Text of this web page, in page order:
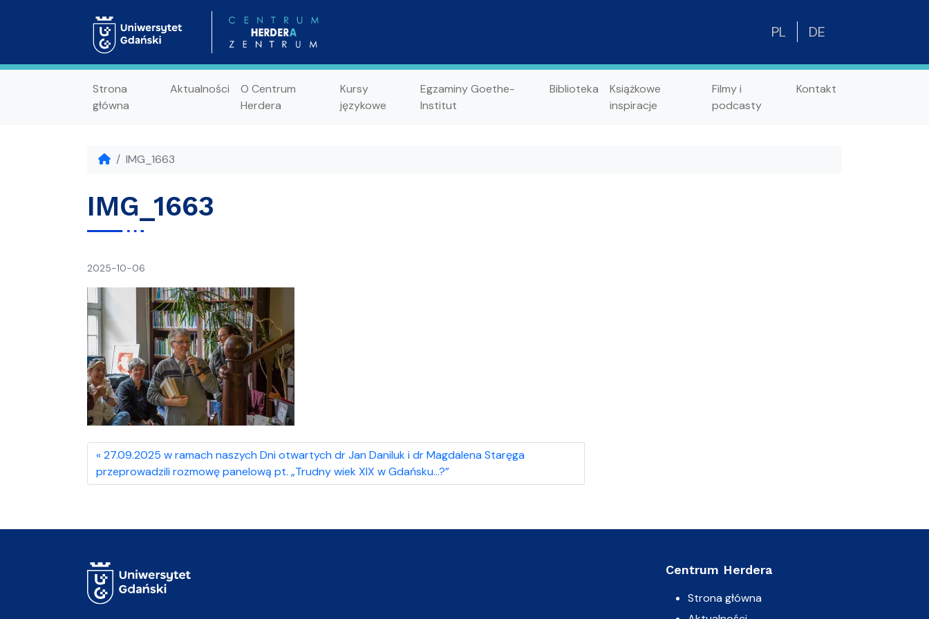
PL DE
Strona
główna
Aktualności
O Centrum
Herdera
Kursy
językowe
Egzaminy Goethe-
Institut
Biblioteka
Książkowe
inspiracje
Filmy i
podcasty
Kontakt
IMG_1663
IMG_1663
2025-10-06
27.09.2025 w ramach naszych Dni otwartych dr Jan Daniluk i dr Magdalena Staręga
przeprowadzili rozmowę panelową pt. „Trudny wiek XIX w Gdańsku…?”
Centrum Herdera
Strona główna